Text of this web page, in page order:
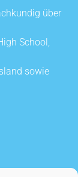
über
School,
sowie